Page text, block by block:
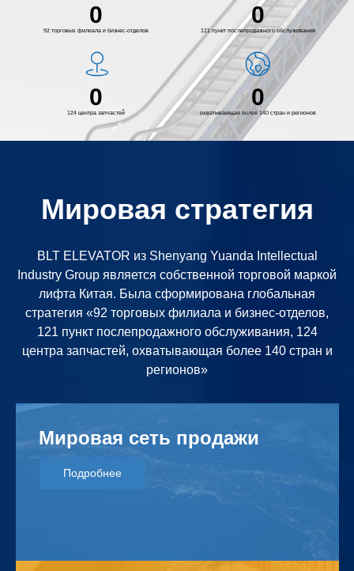
0
92 торговых филиала и бизнес-отделов
0
121 пункт послепродажного обслуживания
0
124 центра запчастей
0
охватывающая более 140 стран и регионов
Мировая стратегия
BLT ELEVATOR из Shenyang Yuanda Intellectual
Industry Group является собственной торговой маркой
лифта Китая. Была сформирована глобальная
стратегия «92 торговых филиала и бизнес-отделов,
121 пункт послепродажного обслуживания, 124
центра запчастей, охватывающая более 140 стран и
регионов»
Мировая сеть продажи
Подробнее